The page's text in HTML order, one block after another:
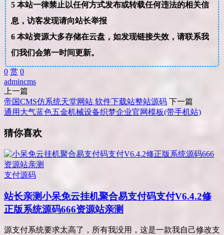
5本站一律禁止以任何方式发布或转载任何违法的相关信
息，访客发现请向站长举报
6本站资源大多存储在云盘，如发现链接失效，请联系我
们我们会第一时间更新。
0 赏 0
admincms
上一篇
帝国CMS仿系统天堂网站 软件下载站整站源码 下一篇
通用大气蓝色五金机械设备织梦企业官网模板(带手机站)
猜你喜欢
支付源码
站长亲测小呆免云挂机聚合易支付码支付V6.4.2修
正版系统源码666资源站亲测
源支付系统要求太高了，所有我没用，这是一款我自己修改支